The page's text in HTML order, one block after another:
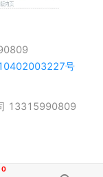
号
13315990809
0